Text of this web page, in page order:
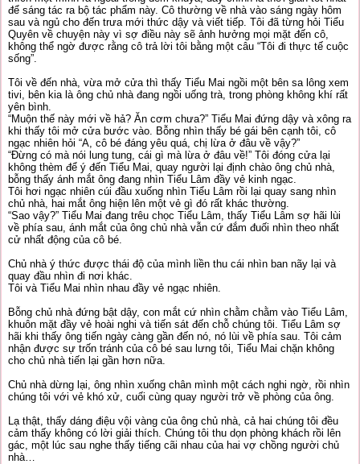
để sáng tác ra bộ tác phẩm này. Cô thường về nhà vào sáng ngày hôm
sau và ngủ cho đến trưa mới thức dậy và viết tiếp. Tôi đã từng hỏi Tiểu
Quyên về chuyện này vì sợ điều này sẽ ảnh hưởng mọi mặt đến cô,
không thể ngờ được rằng cô trả lời tôi bằng một câu “Tôi đi thực tế cuộc
sống”.
Tôi về đến nhà, vừa mở cửa thì thấy Tiểu Mai ngồi một bên sa lông xem
tivi, bên kia là ông chủ nhà đang ngồi uống trà, trong phòng không khí rất
yên bình.
“Muộn thế này mới về hả? Ăn cơm chưa?” Tiểu Mai đứng dậy và xông ra
khi thấy tôi mở cửa bước vào. Bỗng nhìn thấy bé gái bên cạnh tôi, cô
ngạc nhiên hỏi “A, cô bé đáng yêu quá, chị lừa ở đâu về vậy?”
“Đừng có mà nói lung tung, cái gì mà lừa ở đâu về!” Tôi đóng cửa lại
không thèm để ý đến Tiểu Mai, quay người lại định chào ông chủ nhà,
bỗng thấy ánh mắt ông đang nhìn Tiểu Lâm đầy vẻ kinh ngạc.
Tôi hơi ngạc nhiên cúi đầu xuống nhìn Tiểu Lâm rồi lại quay sang nhìn
chủ nhà, hai mắt ông hiện lên một vẻ gì đó rất khác thường.
“Sao vậy?” Tiểu Mai đang trêu chọc Tiểu Lâm, thấy Tiểu Lâm sợ hãi lùi
về phía sau, ánh mắt của ông chủ nhà vẫn cứ đắm đuối nhìn theo nhất
cử nhất động của cô bé.
Chủ nhà ý thức được thái độ của mình liền thu cái nhìn ban nãy lại và
quay đầu nhìn đi nơi khác.
Tôi và Tiểu Mai nhìn nhau đầy vẻ ngạc nhiên.
Bỗng chủ nhà đứng bật dậy, con mắt cứ nhìn chằm chằm vào Tiểu Lâm,
khuôn mặt đầy vẻ hoài nghi và tiến sát đến chỗ chúng tôi. Tiểu Lâm sợ
hãi khi thấy ông tiến ngày càng gần đến nó, nó lùi về phía sau. Tôi cảm
nhận được sự trốn tránh của cô bé sau lưng tôi, Tiểu Mai chặn không
cho chủ nhà tiến lại gần hơn nữa.
Chủ nhà dừng lại, ông nhìn xuống chân mình một cách nghi ngờ, rồi nhìn
chúng tôi với vẻ khó xử, cuối cùng quay người trở về phòng của ông.
Lạ thật, thấy dáng điệu vội vàng của ông chủ nhà, cả hai chúng tôi đều
cảm thấy không có lời giải thích. Chúng tôi thu dọn phòng khách rồi lên
gác, một lúc sau nghe thấy tiếng cãi nhau của hai vợ chồng người chủ
nhà…